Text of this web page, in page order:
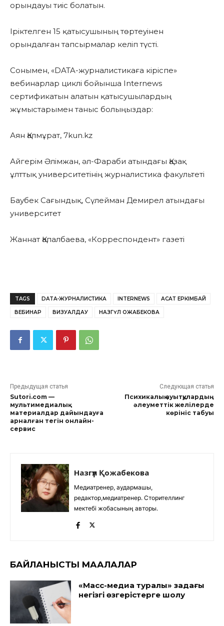
орындауы тиіс болатын.
Іріктелген 15 қатысушының төртеуінен
орындалған тапсырмалар келіп түсті.
Сонымен, «DATA-журналистикаға кіріспе»
вебинарлар циклі бойынша Internews
сертификатын алатын қатысушылардың
жұмыстарымен таныс болыңыздар:
Аян Қалмұрат, 7kun.kz
Айгерім Әлімжан, әл-Фараби атындағы Қазақ
ұлттық университетінің журналистика факультеті
Баубек Сағындық, Сүлейман Демирел атындағы
университет
Жаннат Қапалбаева, «Корреспондент» газеті
TAGS DATA-ЖУРНАЛИСТИКА INTERNEWS АСҚАТ ЕРКІМБАЙ
ВЕБИНАР ВИЗУАЛДАУ НАЗГҮЛ ҚОЖАБЕКОВА
Предыдущая статья
Sutori.com —
мультимедиалық
материалдар дайындауға
арналған тегін онлайн-
сервис
Следующая статья
Психикалық ауытқулардың
әлеуметтік желілерде
көрініс табуы
Назгүл Қожабекова
Медиатренер, аудармашы,
редактор,медиатренер. Сторителлинг
мектебі жобасының авторы.
БАЙЛАНЫСТЫ МАҚАЛАЛАР
«Масс-медиа туралы» заңдағы
негізгі өзгерістерге шолу